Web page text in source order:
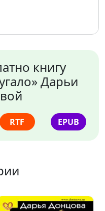
книгу
Дарьи
RTF EPUB